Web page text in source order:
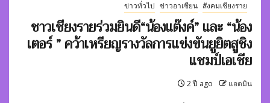
ข่าวทั่วไป ข่าวอาเซียน สังคมเชียงราย
ชาวเชียงรายร่วมยินดี“น้องแต๊งค์” และ “น้อง
เตอร์ ” คว้าเหรียญรางวัลการแข่งขันยูยิตสูชิง
แชมป์เอเชีย
2 ปี ago แอดมิน